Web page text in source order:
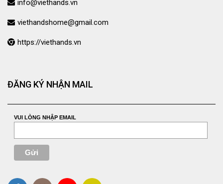
info@viethands.vn
viethandshome@gmail.com
https://viethands.vn
ĐĂNG KÝ NHẬN MAIL
VUI LÒNG NHẬP EMAIL